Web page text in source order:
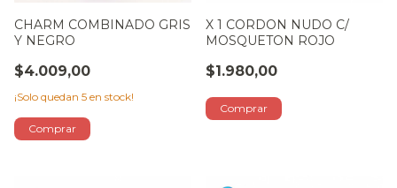
CHARM COMBINADO GRIS
Y NEGRO
$4.009,00
¡Solo quedan 5 en stock!
X 1 CORDON NUDO C/
MOSQUETON ROJO
$1.980,00